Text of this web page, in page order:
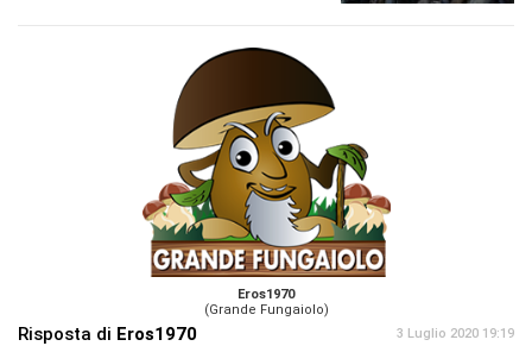
Eros1970
(Grande Fungaiolo)
Risposta di Eros1970 3 Luglio 2020 19:19